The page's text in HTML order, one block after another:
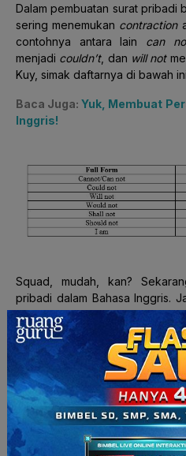
Dalam pembuatan surat pribadi
sering menemukan contraction
contohnya antara lain can
menjadi couldn’t, dan will not
Kuy, simak daftarnya di bawah
Baca Juga:Yuk, Membuat
Inggris!
Squad, mudah, kan?
pribadi dalam Bahasa Inggris.
Supaya belajarnya makin
privat terbaikmu di
Ruangguru
Para pengajar di Ruangguru
kualitasnya, loh. Kamu juga bisa
langsung (offline) atau daring
gurunya sekarang, dan siap-